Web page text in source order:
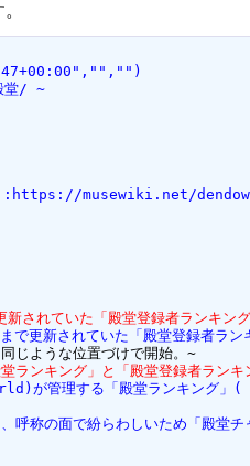
堂/ ~
　:https://musewiki.net/
れていた「殿堂登録者ランキン
新されていた「殿堂登録者ラン
ランキング」と「殿堂登録者ラン
が管理する「殿堂ランキング」(
呼称の面で紛らわしいため「殿堂チ